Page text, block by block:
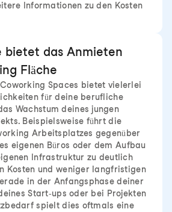
Informationen zu den Kosten
bietet das Anmieten
Fläche
Spaces bietet vielerlei
für deine berufliche
Wachstum deines jungen
Beispielsweise führt die
Arbeitsplatzes gegenüber
eigenen Büros oder dem Aufbau
Infrastruktur zu deutlich
Kosten und weniger langfristigen
in der Anfangsphase deiner
Start-ups oder bei Projekten
spielt dies oftmals eine